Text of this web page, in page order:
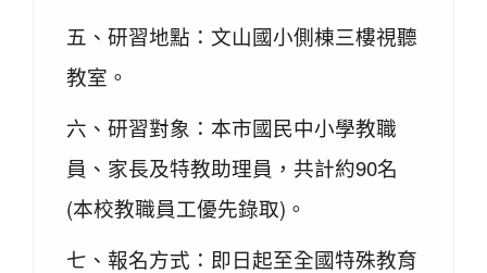
五、研習地點：文山國小側棟三樓視聽
教室。
六、研習對象：本市國民中小學教職
員、家長及特教助理員，共計約90名
(本校教職員工優先錄取)。
七、報名方式：即日起至全國特殊教育